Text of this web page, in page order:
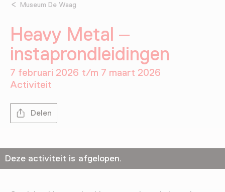
Museum De Waag
Heavy Metal –
instaprondleidingen
7 februari 2026 t/m 7 maart 2026
Activiteit
Delen
Deze activiteit is afgelopen.